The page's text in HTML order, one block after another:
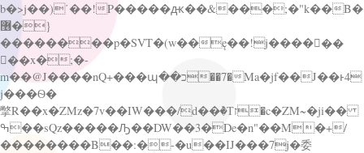
b�>j��)΄��!P�����ԫ��&���;�"k��B�
޶�}
��������p�SVT�(w��ę��!j������
��x�;�-
m��@J����nQ+���պ��כ��7�Ma�jf��J��ͱ4
j���Ѳ�
撆R��x�ZMz�7v��IW���/d��ٞ�Тז�c�ZM~�ji��
ߒ��sQz�����Ԡ��DW��3�De�n"��M�+/
��������B��:�-�u��IJ���7j�委